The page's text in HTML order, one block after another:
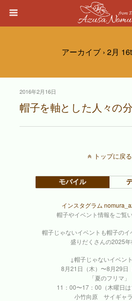
アーカイブ › 2月
2016年2月16日
帽子を軸とした人々の
トップに戻る
モバイル
インスタグラム
帽子やイベント情報をご覧
帽子じゃないイベントも帽子の
盛りだくさんの2025年
↓帽子じゃないイベン
8月21日（木）〜8月29日
「夏のフリマ」
11：00〜17：00（木曜日は
小竹向原 サイギャ